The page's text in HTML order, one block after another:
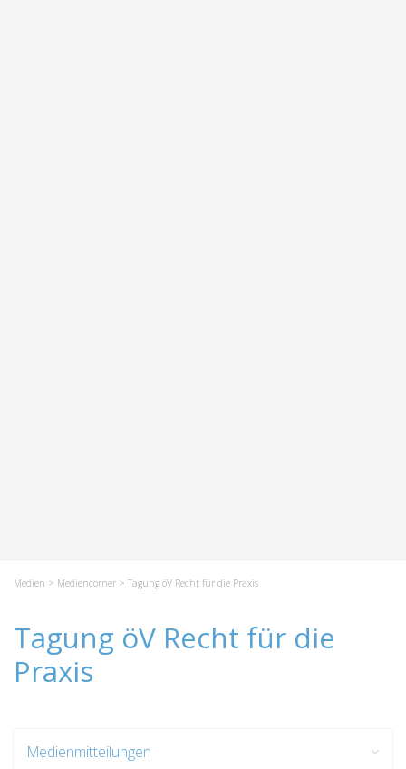
Medien > Mediencorner > Tagung öV Recht für die Praxis
Tagung öV Recht für die
Praxis
Medienmitteilungen